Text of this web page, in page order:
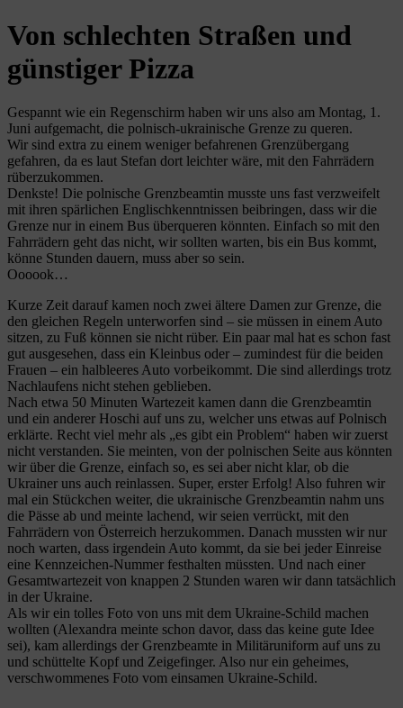
Von schlechten Straßen und
günstiger Pizza
Gespannt wie ein Regenschirm haben wir uns also am Montag, 1.
Juni aufgemacht, die polnisch-ukrainische Grenze zu queren.
Wir sind extra zu einem weniger befahrenen Grenzübergang
gefahren, da es laut Stefan dort leichter wäre, mit den Fahrrädern
rüberzukommen.
Denkste! Die polnische Grenzbeamtin musste uns fast verzweifelt
mit ihren spärlichen Englischkenntnissen beibringen, dass wir die
Grenze nur in einem Bus überqueren könnten. Einfach so mit den
Fahrrädern geht das nicht, wir sollten warten, bis ein Bus kommt,
könne Stunden dauern, muss aber so sein.
Oooook…
Kurze Zeit darauf kamen noch zwei ältere Damen zur Grenze, die
den gleichen Regeln unterworfen sind – sie müssen in einem Auto
sitzen, zu Fuß können sie nicht rüber. Ein paar mal hat es schon fast
gut ausgesehen, dass ein Kleinbus oder – zumindest für die beiden
Frauen – ein halbleeres Auto vorbeikommt. Die sind allerdings trotz
Nachlaufens nicht stehen geblieben.
Nach etwa 50 Minuten Wartezeit kamen dann die Grenzbeamtin
und ein anderer Hoschi auf uns zu, welcher uns etwas auf Polnisch
erklärte. Recht viel mehr als „es gibt ein Problem“ haben wir zuerst
nicht verstanden. Sie meinten, von der polnischen Seite aus könnten
wir über die Grenze, einfach so, es sei aber nicht klar, ob die
Ukrainer uns auch reinlassen. Super, erster Erfolg! Also fuhren wir
mal ein Stückchen weiter, die ukrainische Grenzbeamtin nahm uns
die Pässe ab und meinte lachend, wir seien verrückt, mit den
Fahrrädern von Österreich herzukommen. Danach mussten wir nur
noch warten, dass irgendein Auto kommt, da sie bei jeder Einreise
eine Kennzeichen-Nummer festhalten müssten. Und nach einer
Gesamtwartezeit von knappen 2 Stunden waren wir dann tatsächlich
in der Ukraine.
Als wir ein tolles Foto von uns mit dem Ukraine-Schild machen
wollten (Alexandra meinte schon davor, dass das keine gute Idee
sei), kam allerdings der Grenzbeamte in Militäruniform auf uns zu
und schüttelte Kopf und Zeigefinger. Also nur ein geheimes,
verschwommenes Foto vom einsamen Ukraine-Schild.